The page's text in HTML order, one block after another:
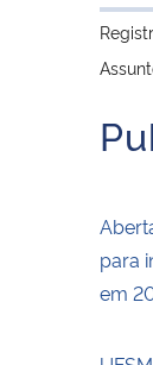
para
em